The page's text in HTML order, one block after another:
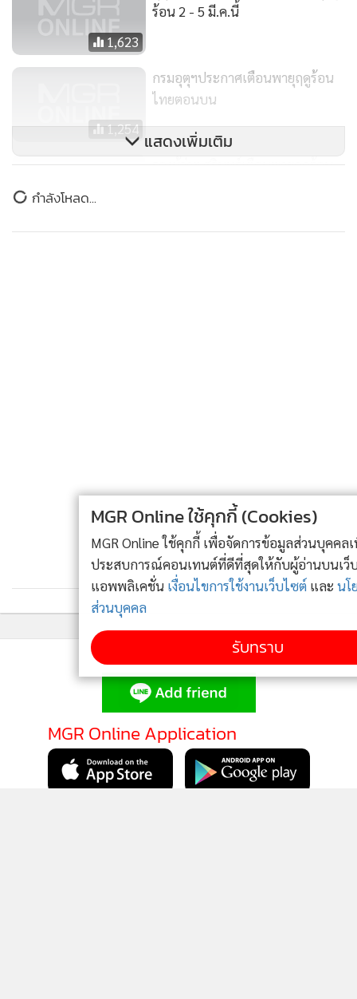
1,623
ร้อน 2 - 5 มี.ค.นี้
1,254
กรมอุตุฯประกาศเตือนพายุฤดูร้อน
ไทยตอนบน
รองผู้ว่าฯ สุรินทร์เตือนพายุฤดูร้อน
แสดงเพิ่มเติม
กำลังโหลด...
ติดตามข่าวสารผ่านทาง LINE
MGR Online Application
MGR Online ใช้คุกกี้ (Cookies)
MGR Online ใช้คุกกี้ เพื่อจัดการข้อมูลส่วนบุคคลเพื่อนำเสนอ
ประสบการณ์คอนเทนต์ที่ดีที่สุดให้กับผู้อ่านบนเว็บไซต์ และ
แอพพลิเคชั่น
เงื่อนไขการใช้งานเว็บไซต์และนโยบายสิทธิ